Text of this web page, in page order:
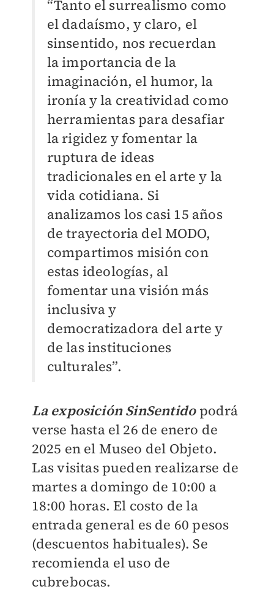
“Tanto el surrealismo como
el dadaísmo, y claro, el
sinsentido, nos recuerdan
la importancia de la
imaginación, el humor, la
ironía y la creatividad como
herramientas para desafiar
la rigidez y fomentar la
ruptura de ideas
tradicionales en el arte y la
vida cotidiana. Si
analizamos los casi 15 años
de trayectoria del MODO,
compartimos misión con
estas ideologías, al
fomentar una visión más
inclusiva y
democratizadora del arte y
de las instituciones
culturales”.
La exposición SinSentidopodrá
verse hasta el 26 de enero de
2025 en el Museo del Objeto.
Las visitas pueden realizarse de
martes a domingo de 10:00 a
18:00 horas. El costo de la
entrada general es de 60 pesos
(descuentos habituales). Se
recomienda el uso de
cubrebocas.